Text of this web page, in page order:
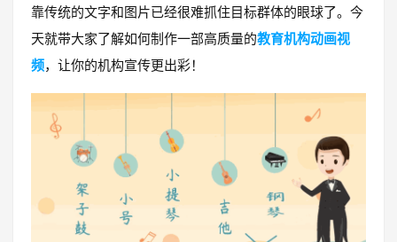
靠传统的文字和图片已经很难抓住目标群体的眼球了。今
天就带大家了解如何制作一部高质量的教育机构动画视
频，让你的机构宣传更出彩！